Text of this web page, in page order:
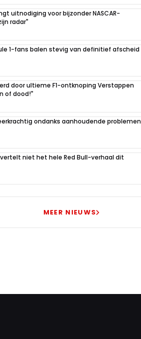
uitnodiging voor bijzonder NASCAR-
radar"
1-fans balen stevig van definitief afscheid
door ultieme F1-ontknoping Verstappen
of dood!"
ondanks aanhoudende problemen
niet het hele Red Bull-verhaal dit
MEER NIEUWS